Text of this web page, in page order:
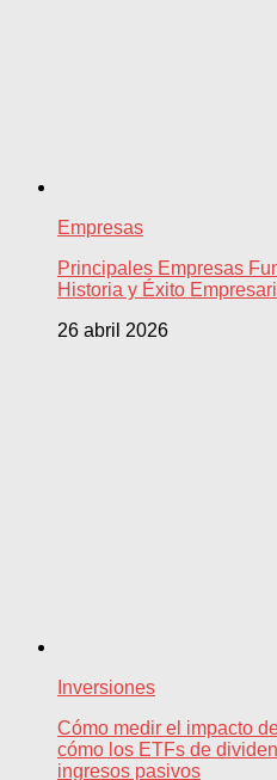
Empresas
Principales Empresas
Historia y Éxito
26 abril 2026
Inversiones
Cómo medir el impacto
cómo los ETFs de
ingresos pasivos